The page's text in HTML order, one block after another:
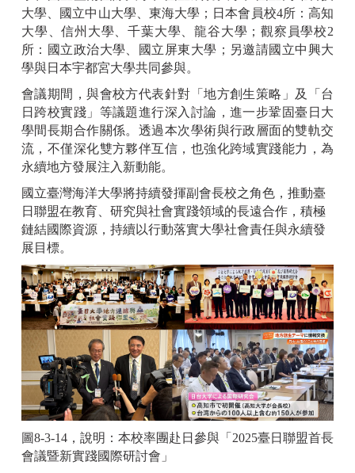
大學、國立中山大學、東海大學；日本會員校4所：高知
大學、信州大學、千葉大學、龍谷大學；觀察員學校2
所：國立政治大學、國立屏東大學；另邀請國立中興大
學與日本宇都宮大學共同參與。
會議期間，與會校方代表針對「地方創生策略」及「台
日跨校實踐」等議題進行深入討論，進一步鞏固臺日大
學間長期合作關係。透過本次學術與行政層面的雙軌交
流，不僅深化雙方夥伴互信，也強化跨域實踐能力，為
永續地方發展注入新動能。
國立臺灣海洋大學將持續發揮副會長校之角色，推動臺
日聯盟在教育、研究與社會實踐領域的長遠合作，積極
鏈結國際資源，持續以行動落實大學社會責任與永續發
展目標。
圖8-3-14，說明：本校率團赴日參與「2025臺日聯盟首長
會議暨新實踐國際研討會」